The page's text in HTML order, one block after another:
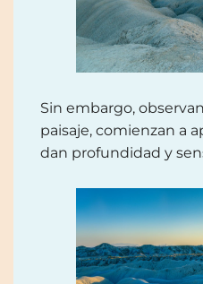
Sin embargo,
paisaje, comienzan a
dan profundidad y